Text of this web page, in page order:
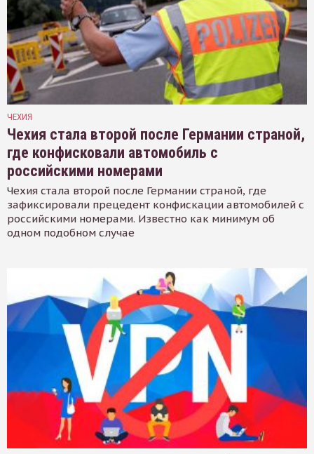
ЧЕХИЯ
Чехия стала второй после Германии страной,
где конфисковали автомобиль с
российскими номерами
Чехия стала второй после Германии страной, где
зафиксировали прецедент конфискации автомобилей с
российскими номерами. Известно как минимум об
одном подобном случае